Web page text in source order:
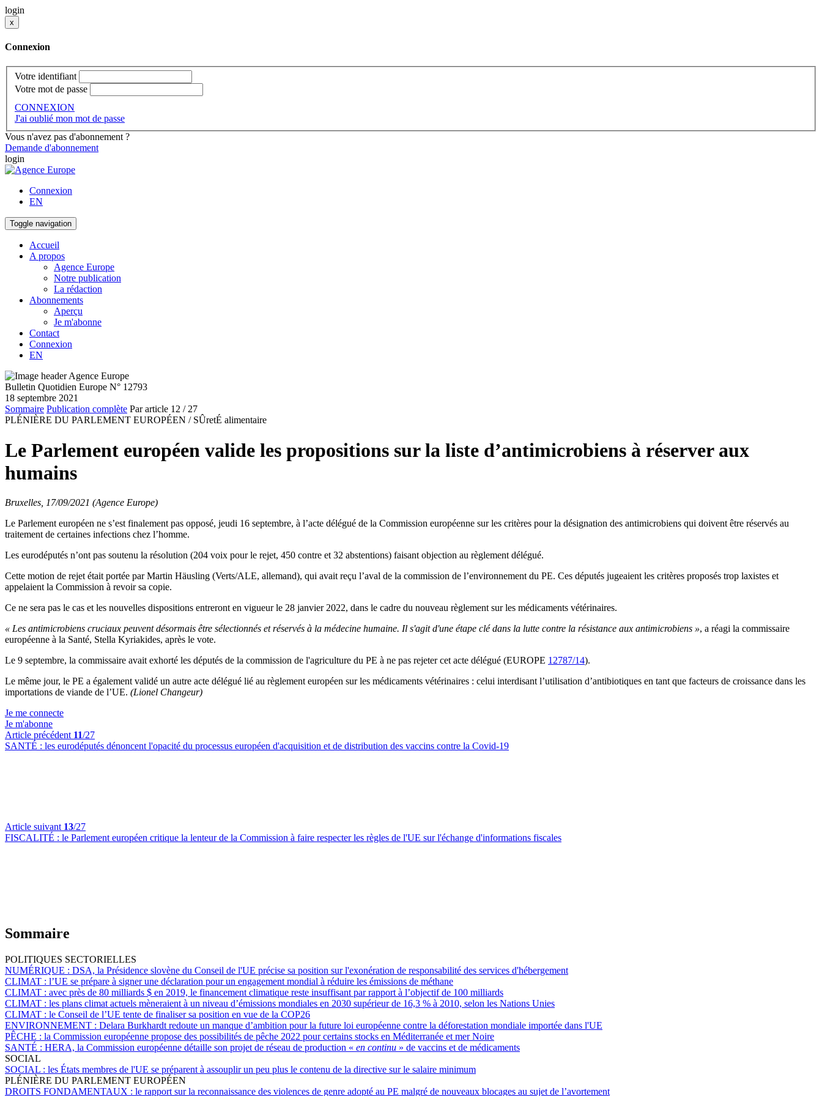
login
x
Connexion
Votre identifiant
Votre mot de passe
CONNEXION
J'ai oublié mon mot de passe
Vous n'avez pas d'abonnement ?
Demande d'abonnement
login
Connexion
EN
Toggle navigation
Accueil
A propos
Agence Europe
Notre publication
La rédaction
Abonnements
Aperçu
Je m'abonne
Contact
Connexion
EN
Bulletin Quotidien Europe N° 12793
18 septembre 2021
Sommaire Publication complète Par article 12 / 27
PLÉNIÈRE DU PARLEMENT EUROPÉEN / SÛretÉ alimentaire
Le Parlement européen valide les propositions sur la liste d’antimicrobiens à réserver aux
humains
Bruxelles, 17/09/2021 (Agence Europe)
Le Parlement européen ne s’est finalement pas opposé, jeudi 16 septembre, à l’acte délégué de la Commission européenne sur les critères pour la désignation des antimicrobiens qui doivent être réservés au
traitement de certaines infections chez l’homme.
Les eurodéputés n’ont pas soutenu la résolution (204 voix pour le rejet, 450 contre et 32 abstentions) faisant objection au règlement délégué.
Cette motion de rejet était portée par Martin Häusling (Verts/ALE, allemand), qui avait reçu l’aval de la commission de l’environnement du PE. Ces députés jugeaient les critères proposés trop laxistes et
appelaient la Commission à revoir sa copie.
Ce ne sera pas le cas et les nouvelles dispositions entreront en vigueur le 28 janvier 2022, dans le cadre du nouveau règlement sur les médicaments vétérinaires.
« Les antimicrobiens cruciaux peuvent désormais être sélectionnés et réservés à la médecine humaine. Il s'agit d'une étape clé dans la lutte contre la résistance aux antimicrobiens », a réagi la commissaire
européenne à la Santé, Stella Kyriakides, après le vote.
Le 9 septembre, la commissaire avait exhorté les députés de la commission de l'agriculture du PE à ne pas rejeter cet acte délégué (EUROPE 12787/14).
Le même jour, le PE a également validé un autre acte délégué lié au règlement européen sur les médicaments vétérinaires : celui interdisant l’utilisation d’antibiotiques en tant que facteurs de croissance dans les
importations de viande de l’UE. (Lionel Changeur)
Je me connecte
Je m'abonne
Article précédent 11/27
SANTÉ : les eurodéputés dénoncent l'opacité du processus européen d'acquisition et de distribution des vaccins contre la Covid-19
Article suivant 13/27
FISCALITÉ : le Parlement européen critique la lenteur de la Commission à faire respecter les règles de l'UE sur l'échange d'informations fiscales
Sommaire
POLITIQUES SECTORIELLES
NUMÉRIQUE : DSA, la Présidence slovène du Conseil de l'UE précise sa position sur l'exonération de responsabilité des services d'hébergement
CLIMAT : l’UE se prépare à signer une déclaration pour un engagement mondial à réduire les émissions de méthane
CLIMAT : avec près de 80 milliards $ en 2019, le financement climatique reste insuffisant par rapport à l’objectif de 100 milliards
CLIMAT : les plans climat actuels mèneraient à un niveau d’émissions mondiales en 2030 supérieur de 16,3 % à 2010, selon les Nations Unies
CLIMAT : le Conseil de l’UE tente de finaliser sa position en vue de la COP26
ENVIRONNEMENT : Delara Burkhardt redoute un manque d’ambition pour la future loi européenne contre la déforestation mondiale importée dans l'UE
PÊCHE : la Commission européenne propose des possibilités de pêche 2022 pour certains stocks en Méditerranée et mer Noire
SANTÉ : HERA, la Commission européenne détaille son projet de réseau de production « en continu » de vaccins et de médicaments
SOCIAL
SOCIAL : les États membres de l'UE se préparent à assouplir un peu plus le contenu de la directive sur le salaire minimum
PLÉNIÈRE DU PARLEMENT EUROPÉEN
DROITS FONDAMENTAUX : le rapport sur la reconnaissance des violences de genre adopté au PE malgré de nouveaux blocages au sujet de l’avortement